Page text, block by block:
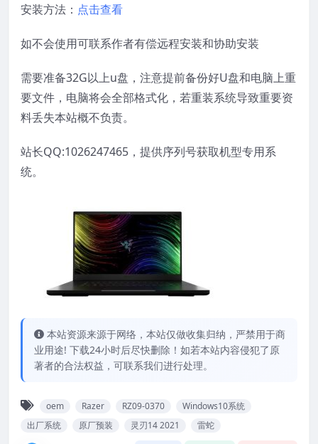
安装方法： 点击查看
如不会使用可联系作者有偿远程安装和协助安装
需要准备32G以上u盘，注意提前备份好U盘和电脑上重
要文件，电脑将会全部格式化，若重装系统导致重要资
料丢失本站概不负责。
站长QQ:1026247465，提供序列号获取机型专用系
统。
本站资源来源于网络，本站仅做收集归纳，严禁用于商
业用途! 下载24小时后尽快删除！如若本站内容侵犯了原
著者的合法权益，可联系我们进行处理。
oem Razer RZ09-0370
Windows10系统
出厂系统
原厂预装 灵刃14 2021 雷蛇